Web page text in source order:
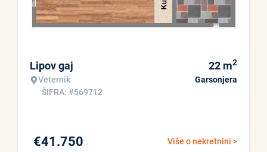
Lipov gaj
Veternik
ŠIFRA: #569712
22 m2
Garsonjera
Više o nekretnini >
€41.750